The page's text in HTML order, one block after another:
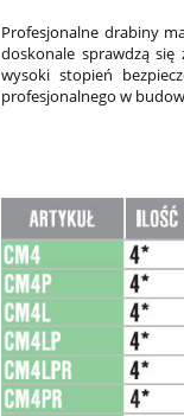
SCR7 drabina
pojazdu z
Cena regularna:4
Najniższa cena:4
do
Profesjonalne drabiny
doskonale sprawdzą się
wysoki stopień
profesjonalnego w